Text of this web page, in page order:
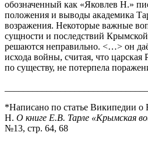
обозначенный как «Яковлев Н.»
положения и выводы академика
возражения. Некоторые важные
сущности и последствий
решаются неправильно. <…> он
исхода войны, считая, что
по существу, не потерпела
*Написано по статье Википедии о
Н. О книге Е.В. Тарле «Крымская
№13, стр. 64, 68